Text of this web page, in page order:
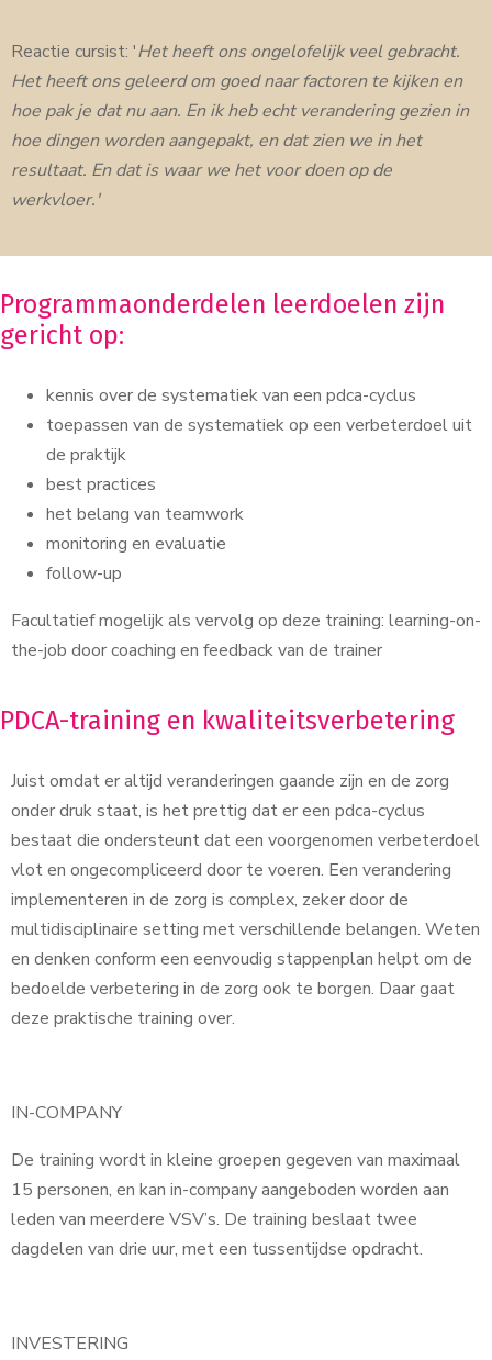
Reactie cursist: 'Het heeft ons ongelofelijk veel gebracht.
Het heeft ons geleerd om goed naar factoren te kijken en
hoe pak je dat nu aan. En ik heb echt verandering gezien in
hoe dingen worden aangepakt, en dat zien we in het
resultaat. En dat is waar we het voor doen op de
werkvloer.'
Programmaonderdelen leerdoelen zijn
gericht op:
kennis over de systematiek van een pdca-cyclus
toepassen van de systematiek op een verbeterdoel uit
de praktijk
best practices
het belang van teamwork
monitoring en evaluatie
follow-up
Facultatief mogelijk als vervolg op deze training: learning-on-
the-job door coaching en feedback van de trainer
PDCA-training en kwaliteitsverbetering
Juist omdat er altijd veranderingen gaande zijn en de zorg
onder druk staat, is het prettig dat er een pdca-cyclus
bestaat die ondersteunt dat een voorgenomen verbeterdoel
vlot en ongecompliceerd door te voeren. Een verandering
implementeren in de zorg is complex, zeker door de
multidisciplinaire setting met verschillende belangen. Weten
en denken conform een eenvoudig stappenplan helpt om de
bedoelde verbetering in de zorg ook te borgen. Daar gaat
deze praktische training over.
IN-COMPANY
De training wordt in kleine groepen gegeven van maximaal
15 personen, en kan in-company aangeboden worden aan
leden van meerdere VSV’s. De training beslaat twee
dagdelen van drie uur, met een tussentijdse opdracht.
INVESTERING